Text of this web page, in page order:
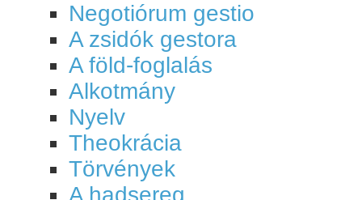
Negotiórum gestio
A zsidók gestora
A föld-foglalás
Alkotmány
Nyelv
Theokrácia
Törvények
A hadsereg